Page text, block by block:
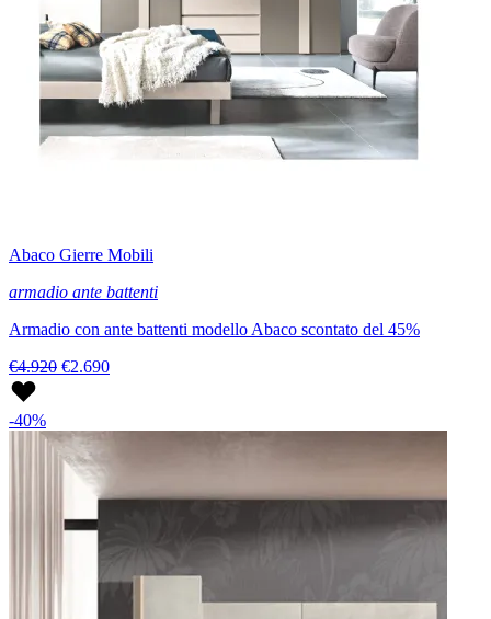
Abaco Gierre Mobili
armadio ante battenti
Armadio con ante battenti modello Abaco scontato del 45%
€4.920 €2.690
-40%